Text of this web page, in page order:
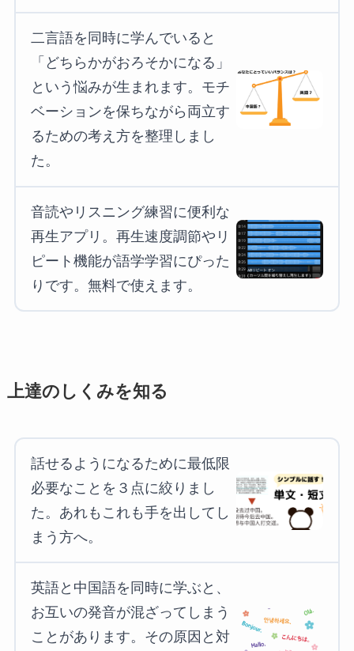
二言語を同時に学んでいると
「どちらかがおろそかになる」
という悩みが生まれます。モチ
ベーションを保ちながら両立す
るための考え方を整理しまし
た。
音読やリスニング練習に便利な
再生アプリ。再生速度調節やリ
ピート機能が語学学習にぴった
りです。無料で使えます。
上達のしくみを知る
話せるようになるために最低限
必要なことを３点に絞りまし
た。あれもこれも手を出してし
まう方へ。
英語と中国語を同時に学ぶと、
お互いの発音が混ざってしまう
ことがあります。その原因と対